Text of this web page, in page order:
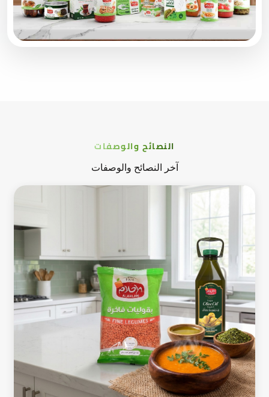
النصائح والوصفات
آخر النصائح والوصفات